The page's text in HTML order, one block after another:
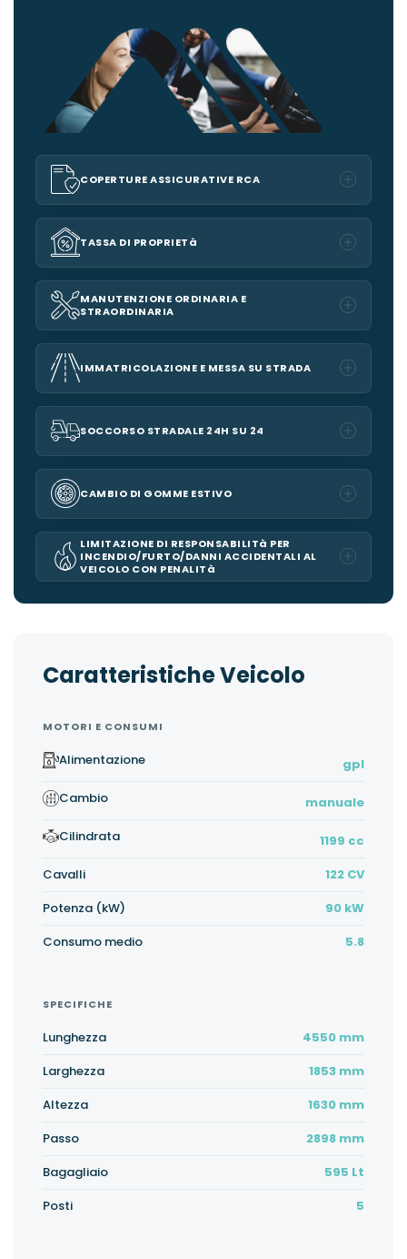
COPERTURE ASSICURATIVE RCA
TASSA DI PROPRIETà
MANUTENZIONE ORDINARIA E
STRAORDINARIA
IMMATRICOLAZIONE E MESSA SU STRADA
SOCCORSO STRADALE 24H SU 24
CAMBIO DI GOMME ESTIVO
LIMITAZIONE DI RESPONSABILITà PER
INCENDIO/FURTO/DANNI ACCIDENTALI AL
VEICOLO CON PENALITà
Caratteristiche Veicolo
MOTORI E CONSUMI
Alimentazione
gpl
Cambio
manuale
Cilindrata
1199 cc
Cavalli
122 CV
Potenza (kW)
90 kW
Consumo medio
5.8
SPECIFICHE
Lunghezza
4550 mm
Larghezza
1853 mm
Altezza
1630 mm
Passo
2898 mm
Bagagliaio
595 Lt
Posti
5